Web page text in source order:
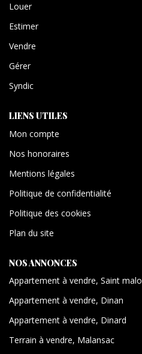
Louer
Estimer
Vendre
Gérer
Syndic
LIENS UTILES
Mon compte
Nos honoraires
Mentions légales
Politique de confidentialité
Politique des cookies
Plan du site
NOS ANNONCES
Appartement à vendre, Saint malo
Appartement à vendre, Dinan
Appartement à vendre, Dinard
Terrain à vendre, Malansac